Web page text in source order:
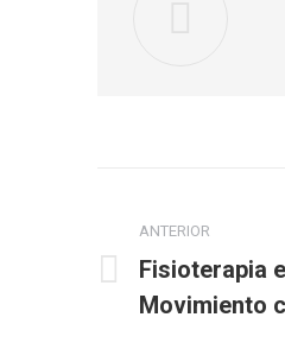
entre
ANTERIOR
Publicación
anterior:
Fisioterapia
Movimiento